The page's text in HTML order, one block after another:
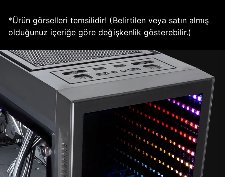
*Ürün görselleri temsilidir! (Belirtilen veya satın almış
olduğunuz içeriğe göre değişkenlik gösterebilir.)